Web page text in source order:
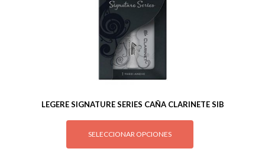
LEGERE SIGNATURE SERIES CAÑA CLARINETE SIB
SELECCIONAR OPCIONES